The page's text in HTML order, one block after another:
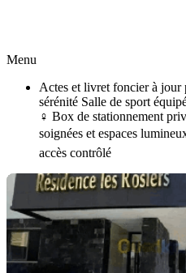
Menu
Actes et livret foncier à jour
sérénité Salle de sport
️‍♀️ Box de stationnement
soignées et espaces
accès contrôlé